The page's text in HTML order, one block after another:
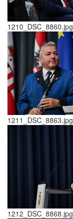
1210_DSC_8860.jpg
1211_DSC_8863.jpg
1212_DSC_8868.jpg